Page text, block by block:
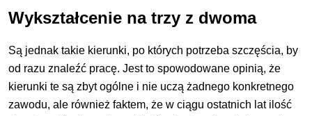
Wykształcenie na trzy z dwoma
Są jednak takie kierunki, po których potrzeba szczęścia, by
od razu znaleźć pracę. Jest to spowodowane opinią, że
kierunki te są zbyt ogólne i nie uczą żadnego konkret­nego
zawodu, ale również faktem, że w ciągu ostatnich lat ilość